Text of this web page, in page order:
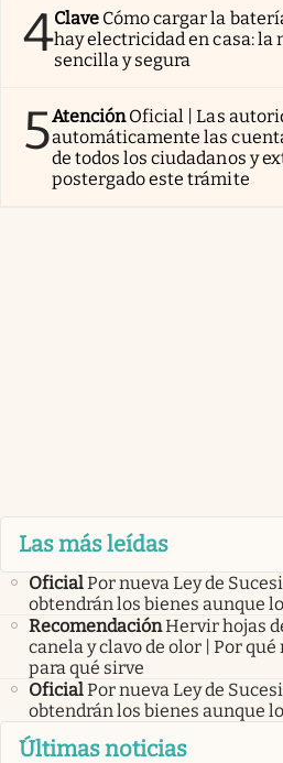
4Clave Cómo cargar la
hay electricidad en casa: la
sencilla y segura
5AtenciónOficial | Las
automáticamente las
de todos los ciudadanos y
postergado este trámite
Las más leídas
OficialPor nueva Ley de
obtendrán los bienes aunque
RecomendaciónHervir hojas
canela y clavo de olor | Por
para qué sirve
OficialPor nueva Ley de
obtendrán los bienes aunque
Últimas noticias